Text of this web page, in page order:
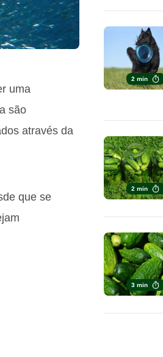
uma
são
através da
que se
2 min
2 min
3 min